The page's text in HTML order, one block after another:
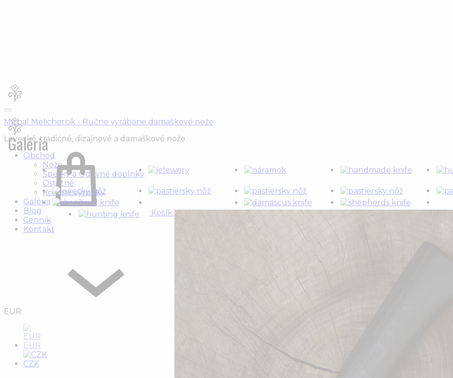
Michal Melichercik - Ručne vyrábane damaškové nože
Lovecké, tradićné, dizajnové a damaškové nože.
Obchod
Nože
Šperky a Odevné doplnky
Ostatné
Kožené výrobky
Galéria
Blog
Cenník
Kontakt
EUR
EUR
CZK
Košík 0
Galéria